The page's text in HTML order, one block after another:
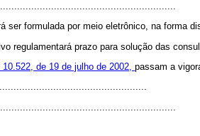
ser formulada por meio eletrônico, na forma
regulamentará prazo para solução das
10.522, de 19 de julho de 2002,passam a